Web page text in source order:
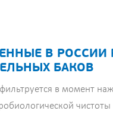
В РОССИИ
БАКОВ
в момент
чистоты